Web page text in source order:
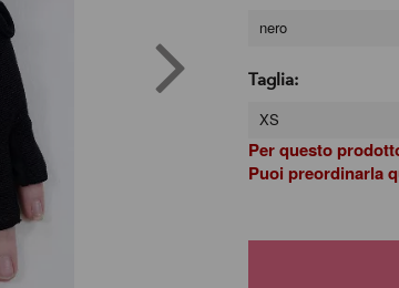
nero
Taglia:
XS
Per questo
Puoi preordinarla